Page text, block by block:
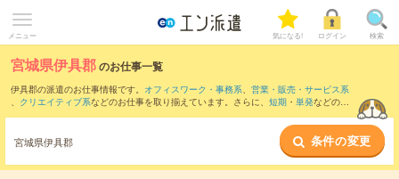
メニュー 気になる! ログイン 検索
宮城県伊具郡のお仕事一覧
伊具郡の派遣のお仕事情報です。 オフィスワーク・事務系、 営業・販売・サービス系
、 クリエイティブ系などのお仕事を取り揃えています。さらに、 短期 ・ 単発などの期
また、角田市・ など隣接エリアのお仕事もご確認いただけます。
宮城県伊具郡 条件の変更